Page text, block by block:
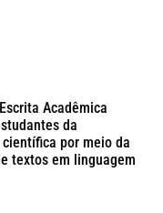
Acadêmica
da
por meio da
textos em linguagem